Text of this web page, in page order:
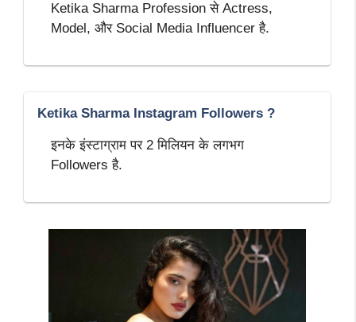
Ketika Sharma Profession से Actress,
Model, और Social Media Influencer है.
Ketika Sharma Instagram Followers ?
इनके इंस्टाग्राम पर 2 मिलियन के लगभग
Followers है.